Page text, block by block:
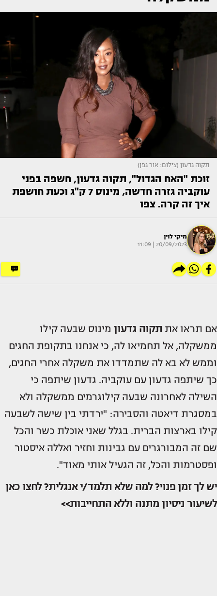
תקוה גדעון (צילום: אור גפן)
זוכת "האח הגדול", תקוה גדעון, חשפה בפני
עוקביה גזרה חדשה, מינוס 7 ק"ג וכעת חושפת
איך זה קרה. צפו
מיקי לוין
20/09/2023 | 11:09
אם תראו את תקוה גדעון מינוס שבעה קילו
ממשקלה, אל תחמיאו לה, כי אנחנו בתקופת החגים
וממש לא בא לה שתמדדו את משקלה אחרי החגים,
כך שיתפה גדעון עם עוקביה. גדעון שיתפה כי
השילה לאחרונה שבעה קילוגרמים ממשקלה ולא
במסגרת דיאטה והסבירה: "ירדתי בין שישה לשבעה
קילו בארצות הברית. בגלל שאני אוכלת כשר והכל
שם זה המבורגרים עם גבינות וחזיר ואללה איסטור
ופסטרמות והכל, זה הגעיל אותי מאוד".
יש לך זמן פנוי? למה שלא תלמד/י אנגלית? לחצו כאן
לשיעור ניסיון מתנה וללא התחייבות>>